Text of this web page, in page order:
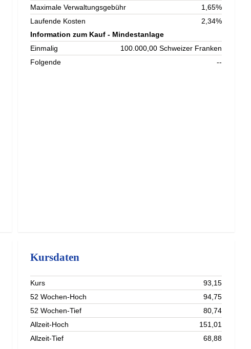
Maximale Verwaltungsgebühr
1,65%
Laufende Kosten
2,34%
Information zum Kauf - Mindestanlage
Einmalig
100.000,00 Schweizer Franken
Folgende
--
Kursdaten
Kurs
93,15
52 Wochen-Hoch
94,75
52 Wochen-Tief
80,74
Allzeit-Hoch
151,01
Allzeit-Tief
68,88